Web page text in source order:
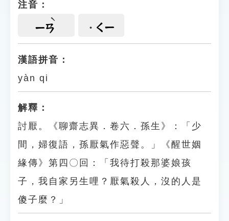
注音：
ㄧㄢ ㄑㄧ
漢語拼音：
yàn qi
解釋：
討厭。《聊齋志異．卷六．孫生》：「少
間，婦復語，孫厭氣作惡聲。」《醒世姻
緣傳》第四〇回：「我待打殺那婆娘孩
子，我自家另生哩？厭氣殺人，沒的人是
傻子麼？」